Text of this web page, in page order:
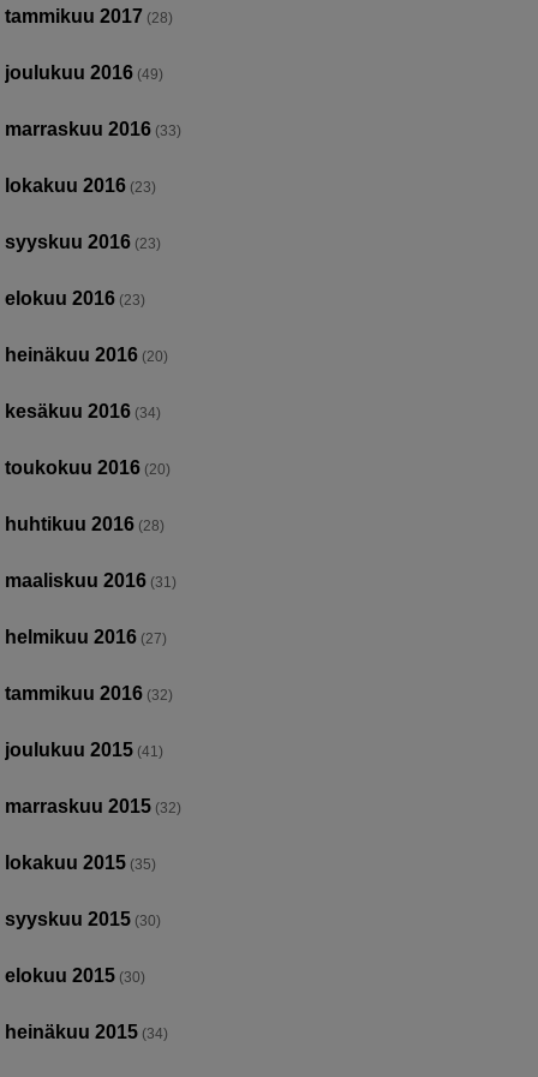
tammikuu 2017 (28)
joulukuu 2016 (49)
marraskuu 2016 (33)
lokakuu 2016 (23)
syyskuu 2016 (23)
elokuu 2016 (23)
heinäkuu 2016 (20)
kesäkuu 2016 (34)
toukokuu 2016 (20)
huhtikuu 2016 (28)
maaliskuu 2016 (31)
helmikuu 2016 (27)
tammikuu 2016 (32)
joulukuu 2015 (41)
marraskuu 2015 (32)
lokakuu 2015 (35)
syyskuu 2015 (30)
elokuu 2015 (30)
heinäkuu 2015 (34)